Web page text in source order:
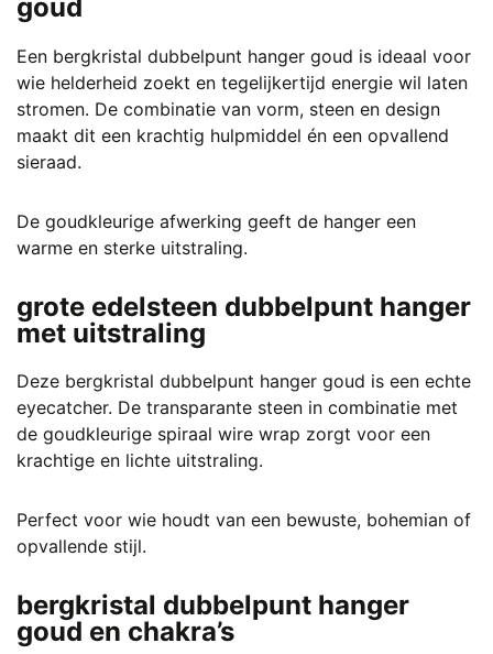
goud
Een bergkristal dubbelpunt hanger goud is ideaal voor
wie helderheid zoekt en tegelijkertijd energie wil laten
stromen. De combinatie van vorm, steen en design
maakt dit een krachtig hulpmiddel én een opvallend
sieraad.
De goudkleurige afwerking geeft de hanger een
warme en sterke uitstraling.
grote edelsteen dubbelpunt hanger
met uitstraling
Deze bergkristal dubbelpunt hanger goud is een echte
eyecatcher. De transparante steen in combinatie met
de goudkleurige spiraal wire wrap zorgt voor een
krachtige en lichte uitstraling.
Perfect voor wie houdt van een bewuste, bohemian of
opvallende stijl.
bergkristal dubbelpunt hanger
goud en chakra’s